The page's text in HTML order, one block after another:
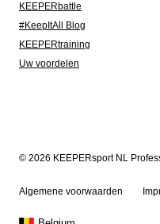
KEEPERbattle
#KeepItAll Blog
KEEPERtraining
Uw voordelen
© 2026 KEEPERsport NL
Algemene voorwaarden